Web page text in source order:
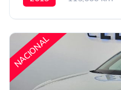
NACIONAL